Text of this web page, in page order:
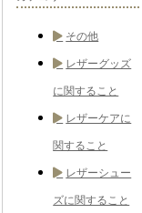
その他
レザーグッズ
に関すること
レザーケアに
関すること
レザーシュー
ズに関すること